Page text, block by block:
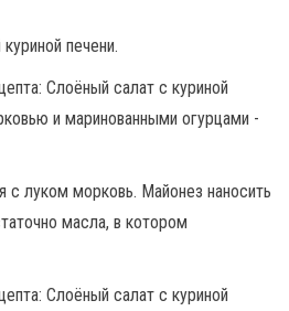
печени.
с луком морковь. Майонез наносить
масла, в котором